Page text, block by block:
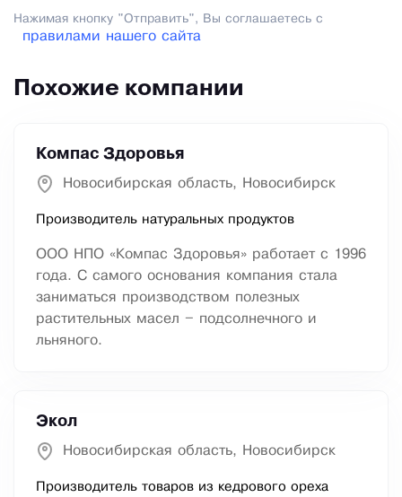
Нажимая кнопку "Отправить", Вы соглашаетесь с
правилами нашего сайта
Похожие компании
Компас Здоровья
Новосибирская область, Новосибирск
Производитель натуральных продуктов
ООО НПО «Компас Здоровья» работает с 1996
года. С самого основания компания стала
заниматься производством полезных
растительных масел – подсолнечного и
льняного.
Экол
Новосибирская область, Новосибирск
Производитель товаров из кедрового ореха